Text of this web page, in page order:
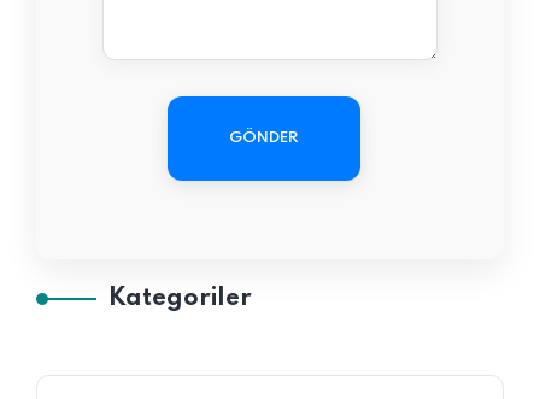
GÖNDER
Kategoriler